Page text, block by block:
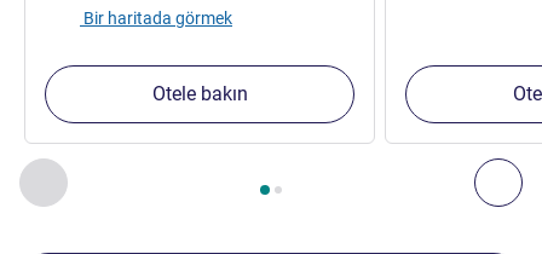
Önceki - Yakınlardaki diğer tesislerimiz
Sayfa , Yakınlardaki diğer tesislerimiz 1 :, Yakınlardaki
Bir haritada görmek
Otele bakın